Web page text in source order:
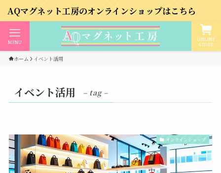
ネット工房のオンラインショップはこちら
ONLINE
STORE
MENU
ホーム イベント活用
イベント活用 – tag –
オンラインショップ